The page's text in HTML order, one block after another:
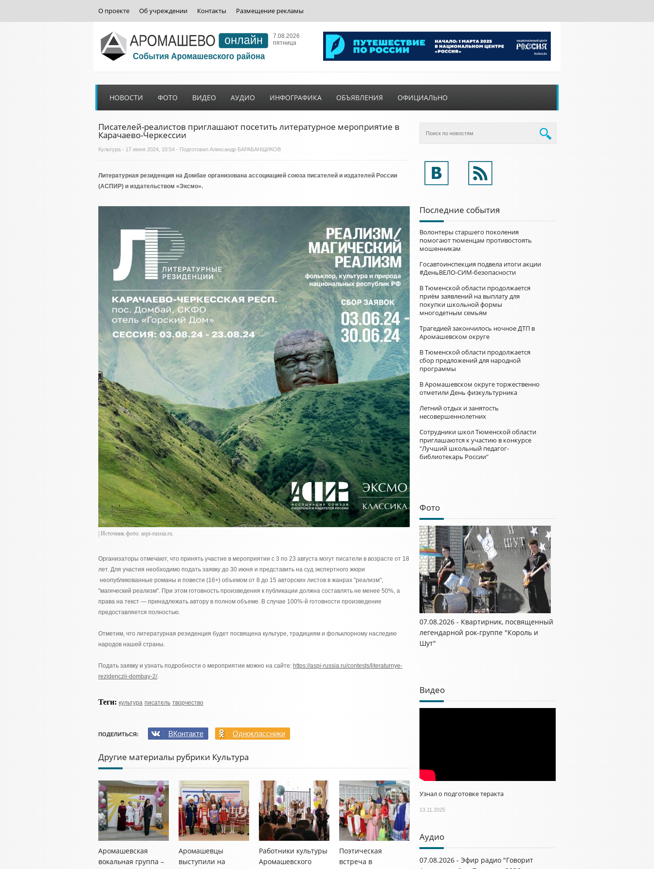
О проекте Об учреждении Контакты Размещение рекламы
7.08.2026
пятница
НОВОСТИ ФОТО ВИДЕО АУДИО ИНФОГРАФИКА ОБЪЯВЛЕНИЯ ОФИЦИАЛЬНО
Писателей-реалистов приглашают посетить литературное мероприятие в
Карачаево-Черкессии
Культура - 17 июня 2024, 10:54 - Подготовил Александр БАРАБАНЩИКОВ
Литературная резиденция на Домбае организована ассоциацией союза писателей и издателей России
(АСПИР) и издательством «Эксмо».
| Источник фото: aspi-russia.ru.
Организаторы отмечают, что принять участие в мероприятии с 3 по 23 августа могут писатели в возрасте от 18
лет. Для участия необходимо подать заявку до 30 июня и представить на суд экспертного жюри
неопубликованные романы и повести (16+) объемом от 8 до 15 авторских листов в жанрах "реализм",
"магический реализм". При этом готовность произведения к публикации должна составлять не менее 50%, а
права на текст — принадлежать автору в полном объеме. В случае 100%-й готовности произведение
предоставляется полностью.
Отметим, что литературная резиденция будет посвящена культуре, традициям и фольклорному наследию
народов нашей страны.
Подать заявку и узнать подробности о мероприятии можно на сайте: https://aspi-russia.ru/contests/literaturnye-
rezidenczii-dombay-2/.
Теги: культура писатель творчество
ПОДЕЛИТЬСЯ: ВКонтакте Одноклассники
Другие материалы рубрики Культура
Аромашевская
вокальная группа –
Аромашевцы
выступили на
Работники культуры
Аромашевского
Поэтическая
встреча в
Последние события
Волонтеры старшего поколения
помогают тюменцам противостоять
мошенникам
Госавтоинспекция подвела итоги акции
#ДеньВЕЛО-СИМ-безопасности
В Тюменской области продолжается
приём заявлений на выплату для
покупки школьной формы
многодетным семьям
Трагедией закончилось ночное ДТП в
Аромашевском округе
В Тюменской области продолжается
сбор предложений для народной
программы
В Аромашевском округе торжественно
отметили День физкультурника
Летний отдых и занятость
несовершеннолетних
Сотрудники школ Тюменской области
приглашаются к участию в конкурсе
"Лучший школьный педагог-
библиотекарь России"
Фото
07.08.2026 - Квартирник, посвященный
легендарной рок-группе "Король и
Шут"
Видео
Узнал о подготовке теракта
13.11.2025
Аудио
07.08.2026 - Эфир радио "Говорит